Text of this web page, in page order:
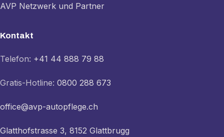
AVP Netzwerk und Partner
Kontakt
Telefon: +41 44 888 79 88
Gratis-Hotline: 0800 288 673
office@avp-autopflege.ch
Glatthofstrasse 3, 8152 Glattbrugg